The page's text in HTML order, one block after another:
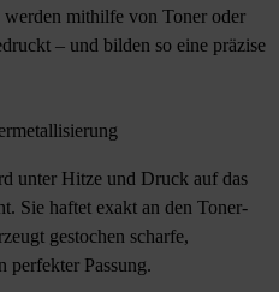
mithilfe von Toner oder
– und bilden so eine präzise
unter Hitze und Druck auf das
Sie haftet exakt an den Toner-
gestochen scharfe,
perfekter Passung.